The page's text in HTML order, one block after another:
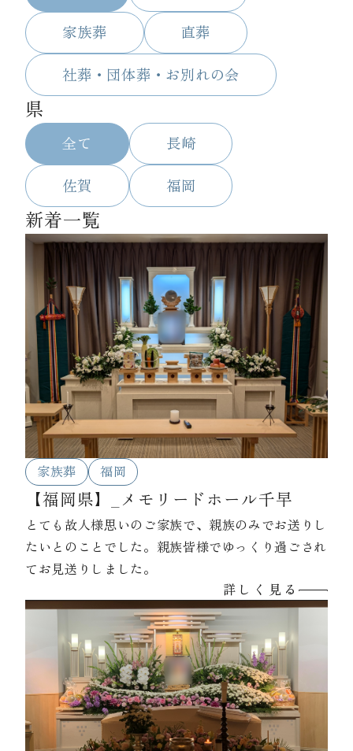
お見積もり
お問合わせ
家族葬 直葬
社葬・団体葬・お別れの会
県
全て 長崎
佐賀 福岡
新着一覧
家族葬 福岡
【福岡県】_メモリードホール千早
とても故人様思いのご家族で、親族のみでお送りし
たいとのことでした。親族皆様でゆっくり過ごされ
てお見送りしました。
詳しく見る